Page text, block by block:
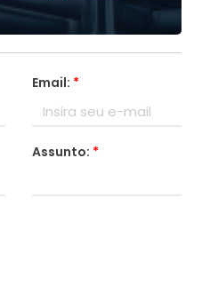
Email: *
Assunto: *